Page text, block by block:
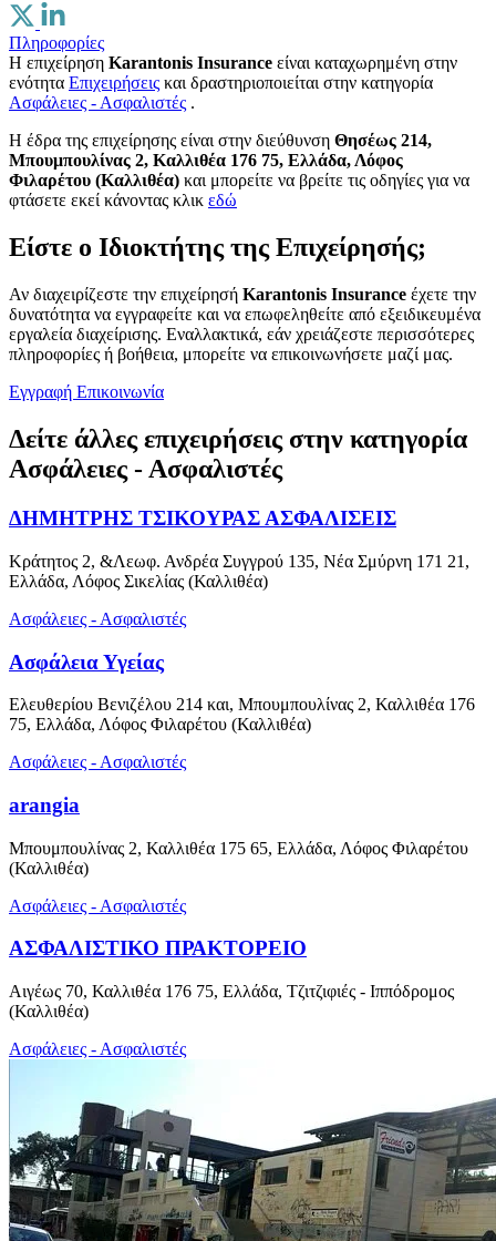
Πληροφορίες
Η επιχείρηση Karantonis Insurance είναι καταχωρημένη στην
ενότητα Επιχειρήσεις και δραστηριοποιείται στην κατηγορία
Ασφάλειες - Ασφαλιστές .
H έδρα της επιχείρησης είναι στην διεύθυνση Θησέως 214,
Μπουμπουλίνας 2, Καλλιθέα 176 75, Ελλάδα, Λόφος
Φιλαρέτου (Καλλιθέα) και μπορείτε να βρείτε τις οδηγίες για να
φτάσετε εκεί κάνοντας κλικ εδώ
Είστε ο Ιδιοκτήτης της Επιχείρησής;
Αν διαχειρίζεστε την επιχείρησή Karantonis Insurance έχετε την
δυνατότητα να εγγραφείτε και να επωφεληθείτε από εξειδικευμένα
εργαλεία διαχείρισης. Εναλλακτικά, εάν χρειάζεστε περισσότερες
πληροφορίες ή βοήθεια, μπορείτε να επικοινωνήσετε μαζί μας.
Εγγραφή Επικοινωνία
Δείτε άλλες επιχειρήσεις στην κατηγορία
Ασφάλειες - Ασφαλιστές
ΔΗΜΗΤΡΗΣ ΤΣΙΚΟΥΡΑΣ ΑΣΦΑΛΙΣΕΙΣ
Κράτητος 2, &Λεωφ. Ανδρέα Συγγρού 135, Νέα Σμύρνη 171 21,
Ελλάδα, Λόφος Σικελίας (Καλλιθέα)
Ασφάλειες - Ασφαλιστές
Ασφάλεια Υγείας
Ελευθερίου Βενιζέλου 214 και, Μπουμπουλίνας 2, Καλλιθέα 176
75, Ελλάδα, Λόφος Φιλαρέτου (Καλλιθέα)
Ασφάλειες - Ασφαλιστές
arangia
Μπουμπουλίνας 2, Καλλιθέα 175 65, Ελλάδα, Λόφος Φιλαρέτου
(Καλλιθέα)
Ασφάλειες - Ασφαλιστές
ΑΣΦΑΛΙΣΤΙΚΟ ΠΡΑΚΤΟΡΕΙΟ
Αιγέως 70, Καλλιθέα 176 75, Ελλάδα, Τζιτζιφιές - Ιππόδρομος
(Καλλιθέα)
Ασφάλειες - Ασφαλιστές